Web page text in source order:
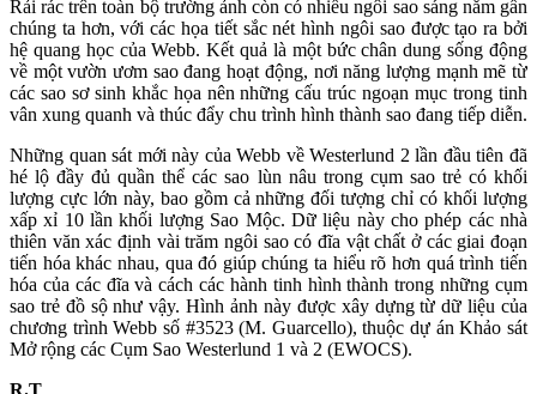
Rải rác trên toàn bộ trường ảnh còn có nhiều ngôi sao sáng nằm gần
chúng ta hơn, với các họa tiết sắc nét hình ngôi sao được tạo ra bởi
hệ quang học của Webb. Kết quả là một bức chân dung sống động
về một vườn ươm sao đang hoạt động, nơi năng lượng mạnh mẽ từ
các sao sơ sinh khắc họa nên những cấu trúc ngoạn mục trong tinh
vân xung quanh và thúc đẩy chu trình hình thành sao đang tiếp diễn.
Những quan sát mới này của Webb về Westerlund 2 lần đầu tiên đã
hé lộ đầy đủ quần thể các sao lùn nâu trong cụm sao trẻ có khối
lượng cực lớn này, bao gồm cả những đối tượng chỉ có khối lượng
xấp xỉ 10 lần khối lượng Sao Mộc. Dữ liệu này cho phép các nhà
thiên văn xác định vài trăm ngôi sao có đĩa vật chất ở các giai đoạn
tiến hóa khác nhau, qua đó giúp chúng ta hiểu rõ hơn quá trình tiến
hóa của các đĩa và cách các hành tinh hình thành trong những cụm
sao trẻ đồ sộ như vậy. Hình ảnh này được xây dựng từ dữ liệu của
chương trình Webb số #3523 (M. Guarcello), thuộc dự án Khảo sát
Mở rộng các Cụm Sao Westerlund 1 và 2 (EWOCS).
R.T